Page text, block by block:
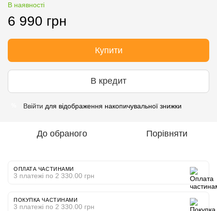
В наявності
6 990 грн
Купити
В кредит
Ввійти для відображення накопичувальної знижки
До обраного Порівняти
ОПЛАТА ЧАСТИНАМИ
3 платежі по 2 330.00 грн
ПОКУПКА ЧАСТИНАМИ
3 платежі по 2 330.00 грн